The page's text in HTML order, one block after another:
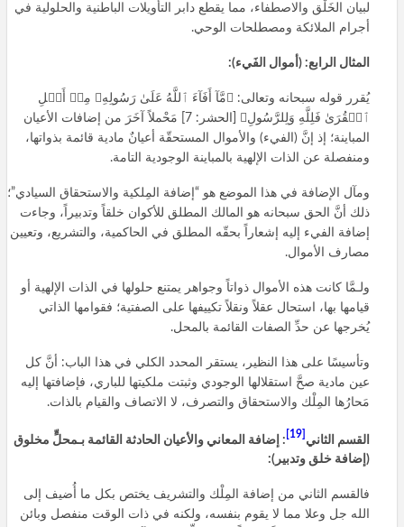
لبيان الخَلْق والاصطفاء، مما يقطع دابر التأويلات الباطنية والحلولية في
أجرام الملائكة ومصطلحات الوحي.
المثال الرابع: (أموال الفَيء):
يُقرر قوله سبحانه وتعالى: ﴿مَّآ أَفَآءَ ٱللَّهُ عَلَىٰ رَسُولِهِۦ مِنۡ أَهۡلِ
ٱلۡقُرَىٰ فَلِلَّهِ وَلِلرَّسُولِ﴾ [الحشر: 7] مَحْملاً آخَرَ من إضافات الأعيان
المباينة؛ إذ إنَّ (الفيء) والأموال المستحقّة أعيانٌ مادية قائمة بذواتها،
ومنفصلة عن الذات الإلهية بالمباينة الوجودية التامة.
ومآل الإضافة في هذا الموضع هو “إضافة المِلكية والاستحقاق السيادي”؛
ذلك أنَّ الحق سبحانه هو المالك المطلق للأكوان خلقاً وتدبيراً، وجاءت
إضافة الفيء إليه إشعاراً بحقّه المطلق في الحاكمية، والتشريع، وتعيين
مصارف الأموال.
ولـمَّا كانت هذه الأموال ذواتاً وجواهر يمتنع حلولها في الذات الإلهية أو
قيامها بها، استحال عقلاً ونقلاً تكييفها على الصفتية؛ فقوامها الذاتي
يُخرجها عن حدِّ الصفات القائمة بالمحل.
وتأسيسًا على هذا النظير، يستقر المحدد الكلي في هذا الباب: أنَّ كل
عين مادية صحَّ استقلالها الوجودي وثبتت ملكيتها للباري، فإضافتها إليه
مَحارُها المِلْك والاستحقاق والتصرف، لا الاتصاف والقيام بالذات.
القسم الثاني
: إضافة المعاني والأعيان الحادثة القائمة بـمحلٍّ مخلوق
(إضافة خلق وتدبير):
فالقسم الثاني من إضافة المِلْك والتشريف يختص بكل ما أُضيف إلى
الله جل وعلا مما لا يقوم بنفسه، ولكنه في ذات الوقت منفصل وبائن